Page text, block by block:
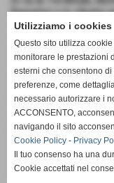
Parentini e lo ributta
dopo più di due ore
sentire su entrambe
cambio campo con
immarcabile
punti pesanti ma è
punteggio di 15-13.
Alla fine di questa
strappare un punto
reazione della
in fase di attacco e
Il prossimo incontro
Fucecchio,
VBA Firenze.
Utilizziamo i cookies
Questo sito utilizza
monitorare le prestazioni
esterni che consentono
preferenze, come
necessario autorizzare i
ACCONSENTO,
navigando il sito
Cookie Policy - Privacy
Il tuo consenso ha una
Cookie accettati nel